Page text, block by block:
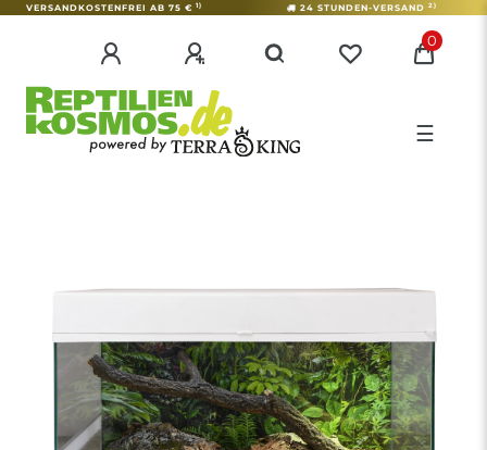
VERSANDKOSTENFREI AB 75 € 1) 24 STUNDEN-VERSAND 2)
0
☰